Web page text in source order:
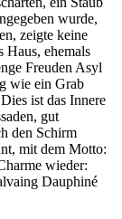
wurde,
zeigte keine
Haus, ehemals
Freuden Asyl
wie ein Grab
ist das Innere
gut
den Schirm
mit dem Motto:
wieder:
Dauphiné